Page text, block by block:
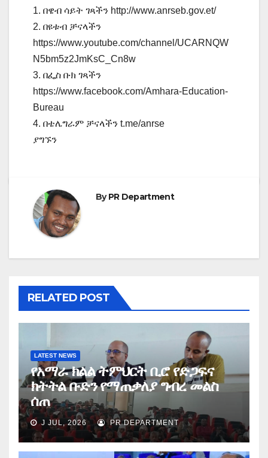
1. በዌብ ሳይት ገጻችን http://www.anrseb.gov.et/
2. በዩቱብ ቻናላችን
https://www.youtube.com/channel/UCARNQW
N5bm5z2JmKsC_Cn8w
3. በፌስ ቡክ ገጻችን
https://www.facebook.com/Amhara-Education-
Bureau
4. በቴሌግራም ቻናላችን t.me/anrse
ያግኙን
ByPR Department
RELATED POST
LATEST NEWS
የአማራ ክልል ትምህርት ቢሮ የድጋፍና
ክትትል ቡድን የማጠቃለያ ግብረ መልስ
ሰጠ
J JUL, 2026 PR DEPARTMENT